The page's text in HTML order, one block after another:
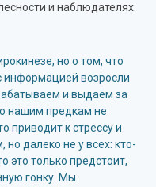
и наблюдателях.
но о том, что
информацией возросли
и выдаём за
нашим предкам не
приводит к стрессу и
далеко не у всех: кто-
это только предстоит,
гонку. Мы